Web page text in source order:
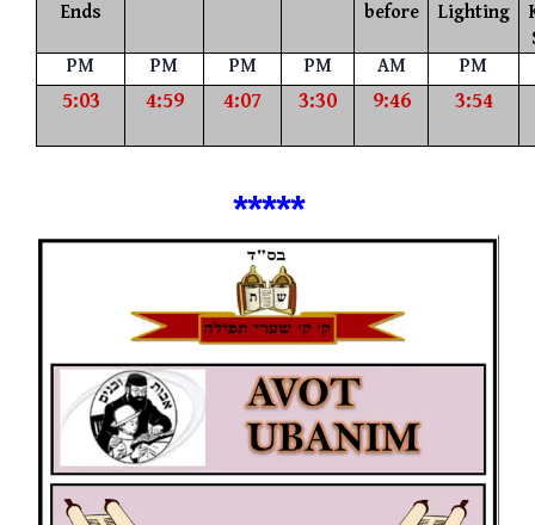
Ends
before
Lighting
PM
PM PM PM AM PM
5:03 4:59 4:07 3:30 9:46 3:54
*****